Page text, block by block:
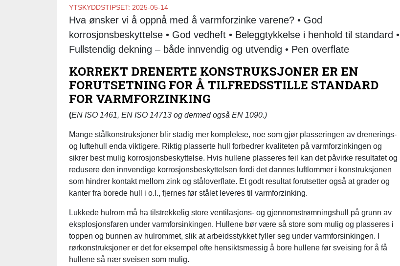
YTSKYDDSTIPSET: 2025-05-14
Hva ønsker vi å oppnå med å varmforzinke varene? • God
korrosjonsbeskyttelse • God vedheft • Beleggtykkelse i henhold til standard •
Fullstendig dekning – både innvendig og utvendig • Pen overflate
KORREKT DRENERTE KONSTRUKSJONER ER EN
FORUTSETNING FOR Å TILFREDSSTILLE STANDARD
FOR VARMFORZINKING
(EN ISO 1461, EN ISO 14713 og dermed også EN 1090.)
Mange stålkonstruksjoner blir stadig mer komplekse, noe som gjør plasseringen av drenerings-
og luftehull enda viktigere. Riktig plasserte hull forbedrer kvaliteten på varmforzinkingen og
sikrer best mulig korrosjonsbeskyttelse. Hvis hullene plasseres feil kan det påvirke resultatet og
redusere den innvendige korrosjonsbeskyttelsen fordi det dannes luftlommer i konstruksjonen
som hindrer kontakt mellom zink og ståloverflate. Et godt resultat forutsetter også at grader og
kanter fra borede hull i o.l., fjernes før stålet leveres til varmforzinking.
Lukkede hulrom må ha tilstrekkelig store ventilasjons- og gjennomstrømningshull på grunn av
eksplosjonsfaren under varmforsinkingen. Hullene bør være så store som mulig og plasseres i
toppen og bunnen av hulrommet, slik at arbeidsstykket fyller seg under varmforsinkingen. I
rørkonstruksjoner er det for eksempel ofte hensiktsmessig å bore hullene før sveising for å få
hullene så nær sveisen som mulig.